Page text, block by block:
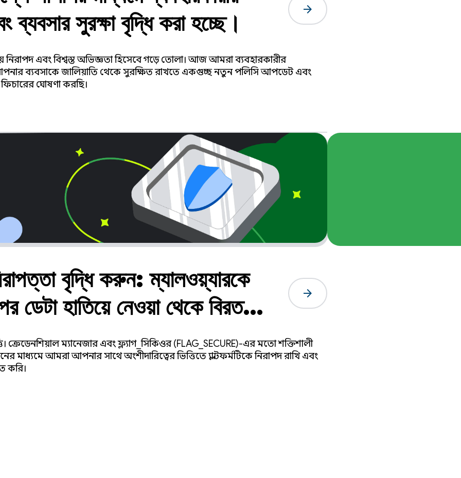
ব্যবসার সুরক্ষা বৃদ্ধি করা হচ্ছে।
arrow_forward
নিরাপদ এবং বিশ্বস্ত অভিজ্ঞতা হিসেবে গড়ে তোলা। আজ আমরা ব্যবহারকারীর
ব্যবসাকে জালিয়াতি থেকে সুরক্ষিত রাখতে একগুচ্ছ নতুন পলিসি আপডেট এবং
ঘোষণা করছি।
বৃদ্ধি করুন: ম্যালওয়্যারকে
ডেটা হাতিয়ে নেওয়া থেকে বিরত
arrow_forward
ক্রেডেনশিয়াল ম্যানেজার এবং ফ্ল্যাগ_সিকিওর (FLAG_SECURE)-এর মতো শক্তিশালী
মাধ্যমে আমরা আপনার সাথে অংশীদারিত্বের ভিত্তিতে প্ল্যাটফর্মটিকে নিরাপদ রাখি এবং
করি।